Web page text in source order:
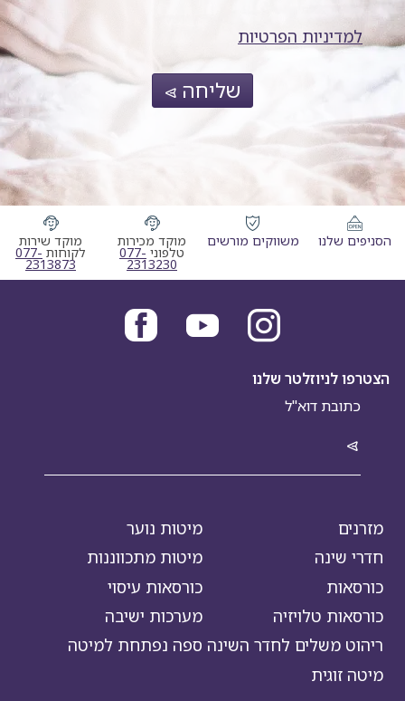
למדיניות הפרטיות
שליחה
הסניפים שלנו משווקים מורשים מוקד מכירות
טלפונימוקד מכירות טלפוני
077-
2313230
מוקד שירות
לקוחותמוקד
077-
2313873
הצטרפו לניוזלטר שלנו
מזרנים
מיטות נוער
חדרי שינה
מיטות מתכווננות
כורסאות
כורסאות עיסוי
כורסאות טלויזיה
מערכות ישיבה
ריהוט משלים לחדר השינה ספה נפתחת למיטה
מיטה זוגית